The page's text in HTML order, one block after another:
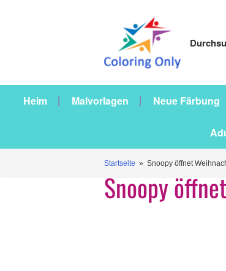
Heim Malvorlagen Neue Färbung
Startseite » Snoopy öffnet
Snoopy